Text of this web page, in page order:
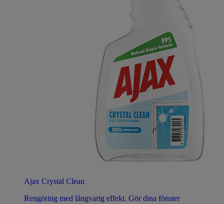
Ajax Crystal Clean
Rengöring med långvarig effekt. Gör dina fönster